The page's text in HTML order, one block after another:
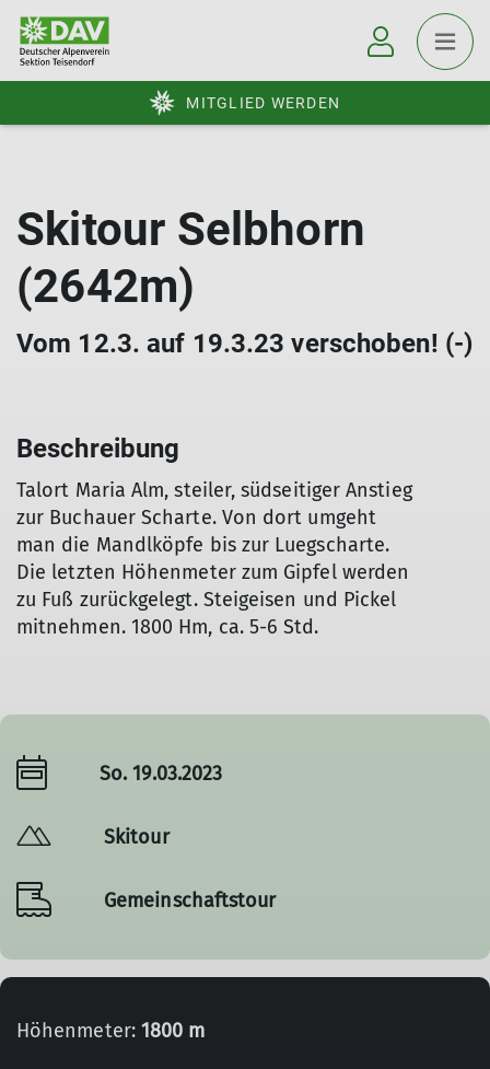
MITGLIED WERDEN
Skitour Selbhorn
(2642m)
Vom 12.3. auf 19.3.23 verschoben! (-)
Beschreibung
Talort Maria Alm, steiler, südseitiger Anstieg
zur Buchauer Scharte. Von dort umgeht
man die Mandlköpfe bis zur Luegscharte.
Die letzten Höhenmeter zum Gipfel werden
zu Fuß zurückgelegt. Steigeisen und Pickel
mitnehmen. 1800 Hm, ca. 5-6 Std.
So. 19.03.2023
Skitour
Gemeinschaftstour
Höhenmeter: 1800 m